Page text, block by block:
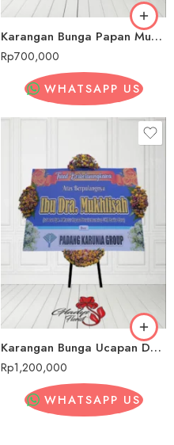
Karangan Bunga Papan Murah Tabalong
Rp700,000
WHATSAPP US
Karangan Bunga Ucapan Duka Cita Tabalong
Rp1,200,000
WHATSAPP US